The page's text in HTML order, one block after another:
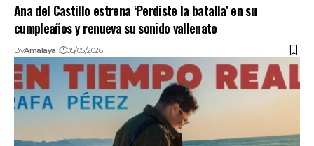
Ana del Castillo estrena ‘Perdiste la batalla’ en su
cumpleaños y renueva su sonido vallenato
ByAmalaya 05/05/2026